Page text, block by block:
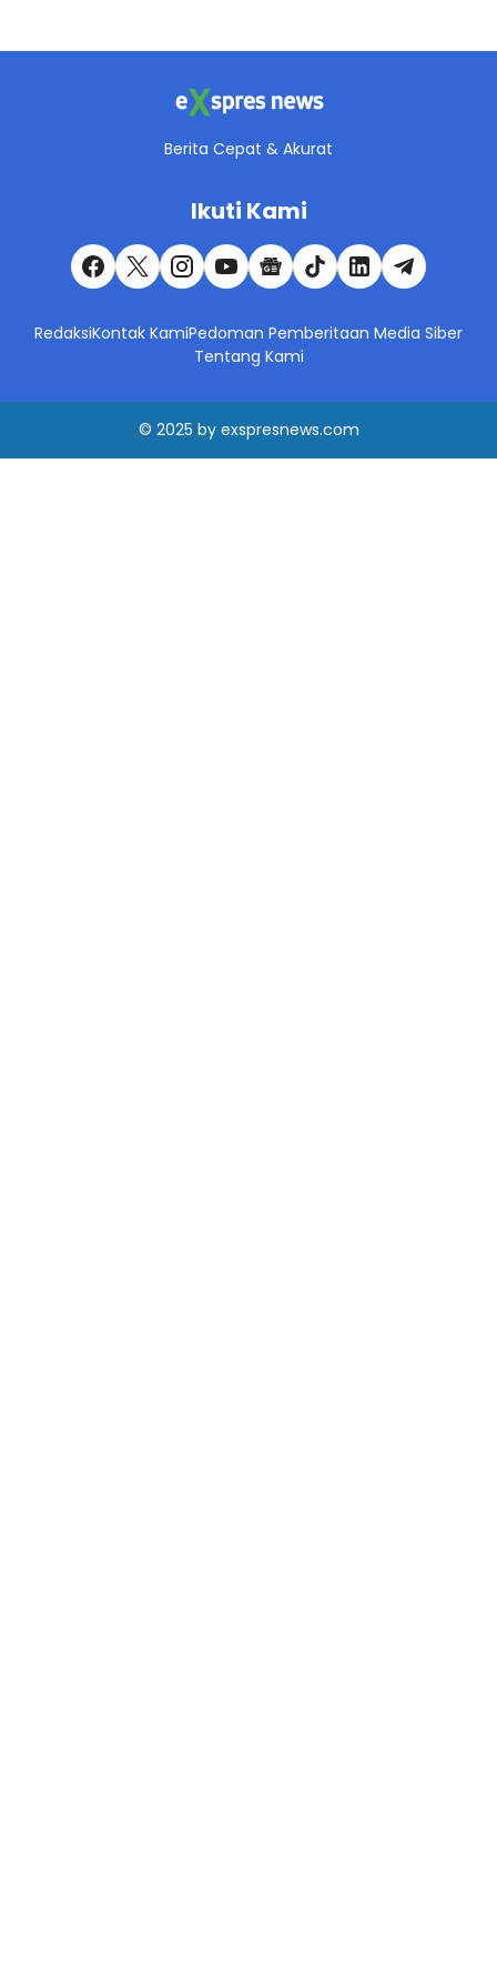
Berita Cepat & Akurat
Ikuti Kami
RedaksiKontak KamiPedoman Pemberitaan Media Siber
Tentang Kami
© 2025 by exspresnews.com